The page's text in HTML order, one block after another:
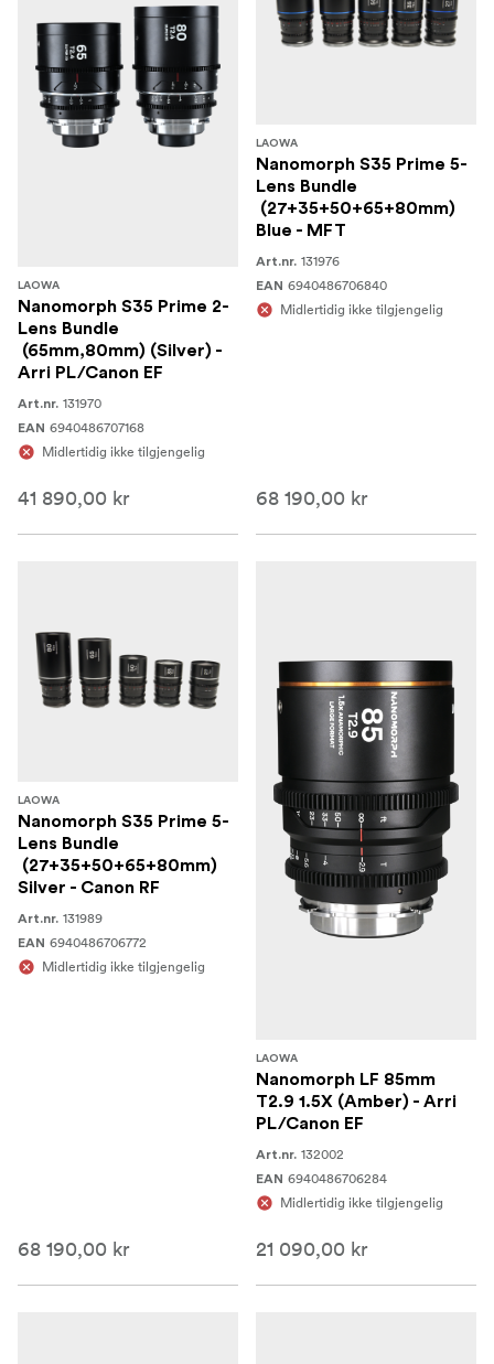
LAOWA
Nanomorph S35 Prime 2-
Lens Bundle
(65mm,80mm) (Silver) -
Arri PL/Canon EF
Art.nr. 131970
EAN 6940486707168
Midlertidig ikke tilgjengelig
41 890,00 kr
LAOWA
Nanomorph S35 Prime 5-
Lens Bundle
(27+35+50+65+80mm)
Blue - MFT
Art.nr. 131976
EAN 6940486706840
Midlertidig ikke tilgjengelig
68 190,00 kr
LAOWA
Nanomorph S35 Prime 5-
Lens Bundle
(27+35+50+65+80mm)
Silver - Canon RF
Art.nr. 131989
EAN 6940486706772
Midlertidig ikke tilgjengelig
68 190,00 kr
LAOWA
Nanomorph LF 85mm
T2.9 1.5X (Amber) - Arri
PL/Canon EF
Art.nr. 132002
EAN 6940486706284
Midlertidig ikke tilgjengelig
21 090,00 kr